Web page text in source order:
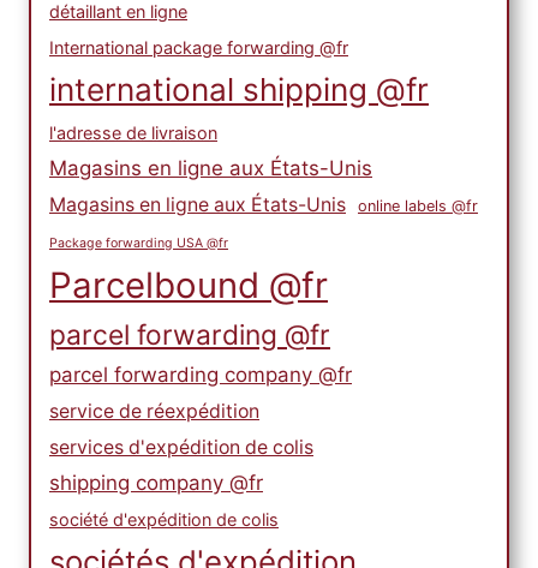
détaillant en ligne
International package forwarding @fr
international shipping @fr
l'adresse de livraison
Magasins en ligne aux États-Unis
Magasins en ligne aux États-Unis online labels @fr
Package forwarding USA @fr
Parcelbound @fr
parcel forwarding @fr
parcel forwarding company @fr
service de réexpédition
services d'expédition de colis
shipping company @fr
société d'expédition de colis